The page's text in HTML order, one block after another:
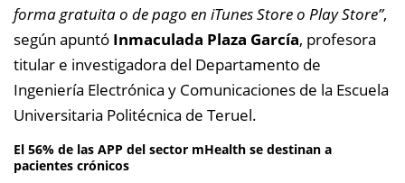
forma gratuita o de pago en iTunes Store o Play Store”,
según apuntó Inmaculada Plaza García, profesora
titular e investigadora del Departamento de
Ingeniería Electrónica y Comunicaciones de la Escuela
Universitaria Politécnica de Teruel.
El 56% de las APP del sector mHealth se destinan a
pacientes crónicos